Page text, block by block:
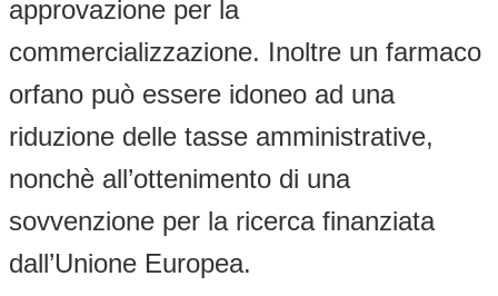
approvazione per la
commercializzazione. Inoltre un farmaco
orfano può essere idoneo ad una
riduzione delle tasse amministrative,
nonchè all’ottenimento di una
sovvenzione per la ricerca finanziata
dall’Unione Europea.